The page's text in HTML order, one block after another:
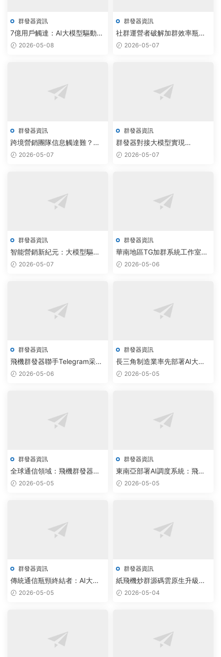
群發器資訊
7億用戶觸達：AI大模型驅動飛
機群發器與TG采集機器人免費
2026-05-08
群發器資訊
社群運營者破解加群效率瓶頸
飛機群發器實現自動化協同
2026-05-07
群發器資訊
跨境營銷團隊信息觸達難？飛
機群發器腳本免費版實現
2026-05-07
群發器資訊
群發器對接大模型實現
Telegram拉人腳本自動化部
2026-05-07
群發器資訊
智能營銷新紀元：大模型驅動
群發系統賦能企業客戶管理效
2026-05-07
群發器資訊
華南地區TG加群系統工作室部
署AI群發機器人，引爆社群營
2026-05-06
群發器資訊
飛機群發器聯手Telegram采集
系統，智能化數據效率提升
2026-05-06
群發器資訊
長三角制造業率先部署AI大模
型，飛機群發器降價推動智能
2026-05-05
群發器資訊
全球通信領域：飛機群發器與
電報協議助手破解版智能調度
2026-05-05
群發器資訊
東南亞部署AI調度系統：飛機
群發器與TG加助手上線賦能社
2026-05-05
群發器資訊
傳統通信瓶頸終結者：AI大模
型驅動飛機群發器實現百倍效
2026-05-05
群發器資訊
紙飛機炒群源碼雲原生升級，
群發效率提升300%
2026-05-04